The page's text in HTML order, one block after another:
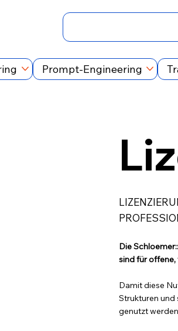
Prompt-Engineering
Die
sind für
Damit diese
Strukturen und
genutzt